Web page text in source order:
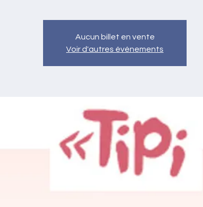
Aucun billet en vente
Voir d'autres événements